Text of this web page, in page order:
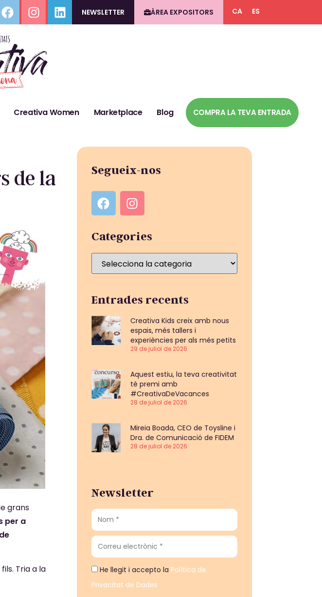
NEWSLETTER
ÀREA EXPOSITORS CA ES
Creativa Women Marketplace Blog COMPRA LA TEVA ENTRADA
de la
grans
per a
Tria a la
Segueix-nos
Categories
Entrades recents
Creativa Kids creix amb nous
espais, més tallers i
experiències per als més petits
29 de juliol de 2026
Aquest estiu, la teva creativitat
té premi amb
#CreativaDeVacances
28 de juliol de 2026
Mireia Boada, CEO de Toysline i
Dra. de Comunicació de FIDEM
28 de juliol de 2026
Newsletter
He llegit i accepto la Política de
Privacitat de Dades